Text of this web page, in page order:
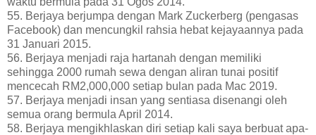
55. Berjaya berjumpa dengan Mark Zuckerberg (pengasas
Facebook) dan mencungkil rahsia hebat kejayaannya pada
31 Januari 2015.
56. Berjaya menjadi raja hartanah dengan memiliki
sehingga 2000 rumah sewa dengan aliran tunai positif
mencecah RM2,000,000 setiap bulan pada Mac 2019.
57. Berjaya menjadi insan yang sentiasa disenangi oleh
semua orang bermula April 2014.
58. Berjaya mengikhlaskan diri setiap kali saya berbuat apa-